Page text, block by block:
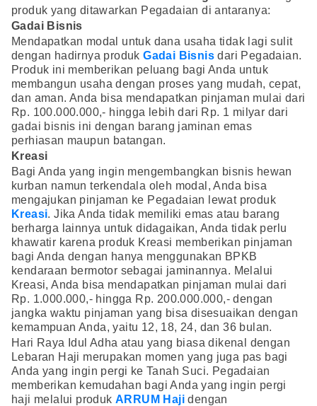
produk yang ditawarkan Pegadaian di antaranya:
Gadai Bisnis
Mendapatkan modal untuk dana usaha tidak lagi sulit
dengan hadirnya produkGadai Bisnis dari Pegadaian.
Produk ini memberikan peluang bagi Anda untuk
membangun usaha dengan proses yang mudah, cepat,
dan aman. Anda bisa mendapatkan pinjaman mulai dari
Rp. 100.000.000,- hingga lebih dari Rp. 1 milyar dari
gadai bisnis ini dengan barang jaminan emas
perhiasan maupun batangan.
Kreasi
Bagi Anda yang ingin mengembangkan bisnis hewan
kurban namun terkendala oleh modal, Anda bisa
mengajukan pinjaman ke Pegadaian lewat produk
Kreasi. Jika Anda tidak memiliki emas atau barang
berharga lainnya untuk didagaikan, Anda tidak perlu
khawatir karena produk Kreasi memberikan pinjaman
bagi Anda dengan hanya menggunakan BPKB
kendaraan bermotor sebagai jaminannya. Melalui
Kreasi, Anda bisa mendapatkan pinjaman mulai dari
Rp. 1.000.000,- hingga Rp. 200.000.000,- dengan
jangka waktu pinjaman yang bisa disesuaikan dengan
kemampuan Anda, yaitu 12, 18, 24, dan 36 bulan.
Hari Raya Idul Adha atau yang biasa dikenal dengan
Lebaran Haji merupakan momen yang juga pas bagi
Anda yang ingin pergi ke Tanah Suci. Pegadaian
memberikan kemudahan bagi Anda yang ingin pergi
haji melalui produk ARRUM Haji dengan